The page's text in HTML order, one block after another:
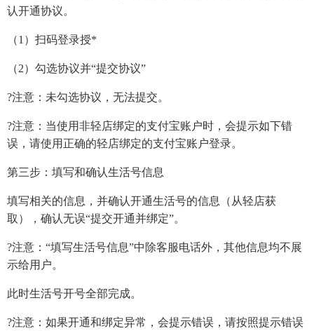
认开通协议。
（1）扫码登录授*
（2）勾选协议并“提交协议”
?注意：未勾选协议，无法提交。
?注意：当使用非轻店绑定的支付宝账户时，会提示如下错
误，请使用正确的轻店绑定的支付宝账户登录。
第三步：填写和确认生活号信息
填写相关的信息，并确认开通生活号的信息（从轻店获
取），确认无误“提交开通并绑定”。
?注意：“填写生活号信息”中除客服电话外，其他信息均不展
示给用户。
此时生活号开号全部完成。
?注意：如果开通和绑定异常，会提示错误，请按照提示错误